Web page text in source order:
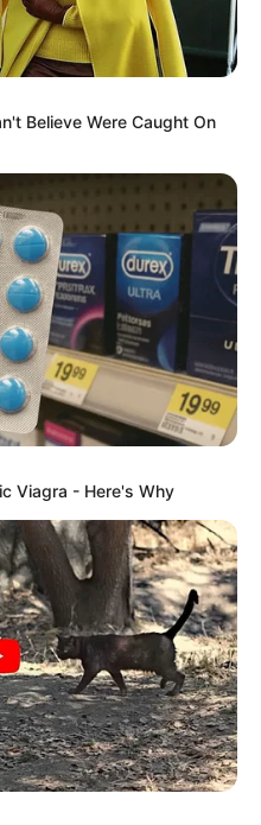
Believe Were Caught On
Viagra - Here's Why